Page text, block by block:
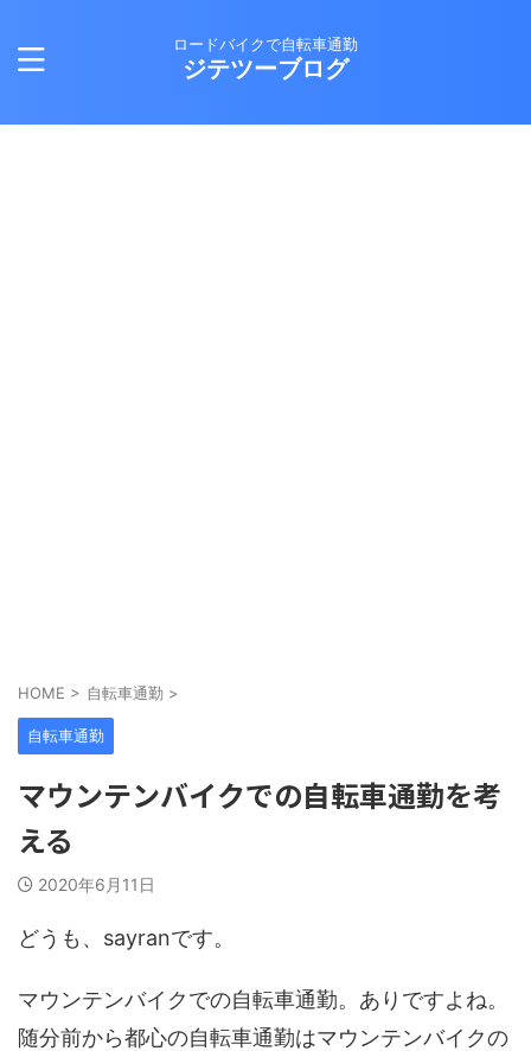
ロードバイクで自転車通勤
ジテツーブログ
HOME > 自転車通勤 >
自転車通勤
マウンテンバイクでの自転車通勤を考
える
2020年6月11日
どうも、sayranです。
マウンテンバイクでの自転車通勤。ありですよね。
随分前から都心の自転車通勤はマウンテンバイクの